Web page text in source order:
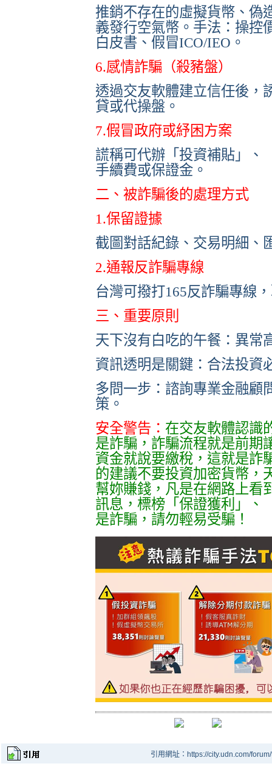
推銷不存在的虛擬貨幣、偽
義發行空氣幣。手法：操控
白皮書、假冒ICO/IEO。
6.感情詐騙（殺豬盤）
透過交友軟體建立信任後，
貸或代操盤。
7.假冒政府或紓困方案
謊稱可代辦「投資補貼」、
手續費或保證金。
二、被詐騙後的處理方式
1.保留證據
截圖對話紀錄、交易明細、
2.通報反詐騙專線
台灣可撥打165反詐騙專線
三、重要原則
天下沒有白吃的午餐：異常
資訊透明是關鍵：合法投資
多問一步：諮詢專業金融顧
策。
安全警告： 在交友軟體認識
是詐騙，詐騙流程就是前期
資金就說要繳稅，這就是詐
的建議不要投資加密貨幣，
幫妳賺錢，凡是在網路上看
訊息，標榜「保證獲利」、
是詐騙，請勿輕易受騙！
引用網址：https://city.udn.com/